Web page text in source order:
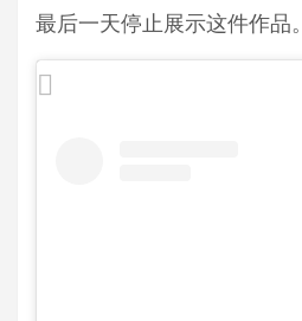
最后一天停止展示这件作品。